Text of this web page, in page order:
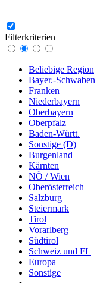
Filterkriterien
Beliebige Region
Bayer.-Schwaben
Franken
Niederbayern
Oberbayern
Oberpfalz
Baden-Württ.
Sonstige (D)
Burgenland
Kärnten
NÖ / Wien
Oberösterreich
Salzburg
Steiermark
Tirol
Vorarlberg
Südtirol
Schweiz und FL
Europa
Sonstige